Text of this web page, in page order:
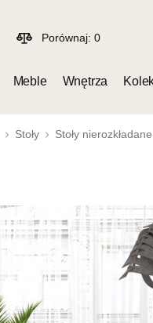
Porównaj: 0
Meble Wnętrza
Stoły Stoły nierozkładane